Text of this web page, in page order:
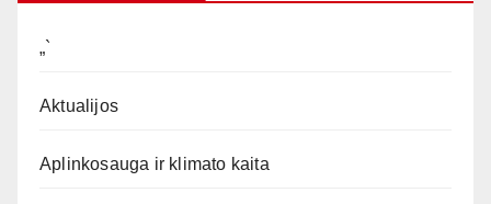
„`
Aktualijos
Aplinkosauga ir klimato kaita